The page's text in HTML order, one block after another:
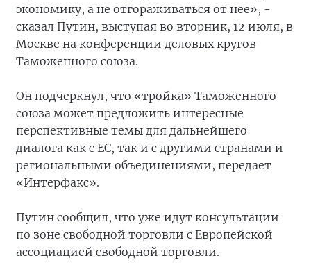
экономику, а не отгораживаться от нее», -
сказал Путин, выступая во вторник, 12 июля, в
Москве на конференции деловых кругов
Таможенного союза.
Он подчеркнул, что «тройка» Таможенного
союза может предложить интересные
перспективные темы для дальнейшего
диалога как с ЕС, так и с другими странами и
региональными объединениями, передает
«Интерфакс».
Путин сообщил, что уже идут консультации
по зоне свободной торговли с Европейской
ассоциацией свободной торговли.